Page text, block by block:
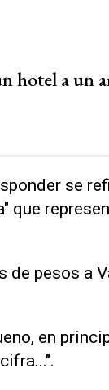
hotel a un
se
que
de pesos a
en